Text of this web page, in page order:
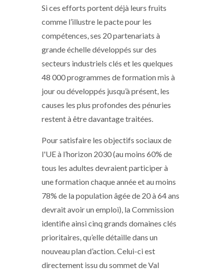
Si ces efforts portent déjà leurs fruits
comme l’illustre le pacte pour les
compétences, ses 20 partenariats à
grande échelle développés sur des
secteurs industriels clés et les quelques
48 000 programmes de formation mis à
jour ou développés jusqu’à présent, les
causes les plus profondes des pénuries
restent à être davantage traitées.
Pour satisfaire les objectifs sociaux de
l'UE à l’horizon 2030 (au moins 60% de
tous les adultes devraient participer à
une formation chaque année et au moins
78% de la population âgée de 20 à 64 ans
devrait avoir un emploi), la Commission
identifie ainsi cinq grands domaines clés
prioritaires, qu’elle détaille dans un
nouveau plan d’action. Celui-ci est
directement issu du sommet de Val